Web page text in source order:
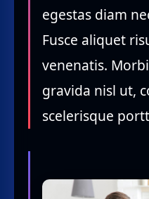
egestas diam
Fusce aliquet
venenatis.
gravida nisl ut,
scelerisque